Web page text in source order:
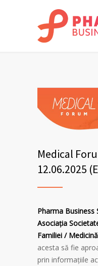
Medical
12.06.2025
Pharma Business
Asociația
Familiei /
acesta să fie
prin informațiile